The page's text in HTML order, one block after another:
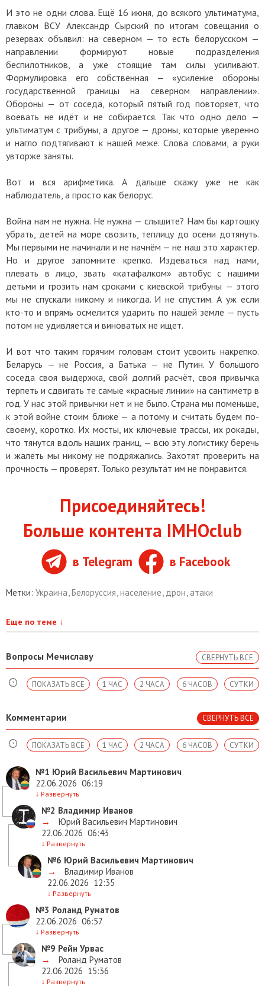
И это не одни слова. Ещё 16 июня, до всякого ультиматума,
главком ВСУ Александр Сырский по итогам совещания о
резервах объявил: на северном — то есть белорусском —
направлении формируют новые подразделения
беспилотников, а уже стоящие там силы усиливают.
Формулировка его собственная — «усиление обороны
государственной границы на северном направлении».
Обороны — от соседа, который пятый год повторяет, что
воевать не идёт и не собирается. Так что одно дело —
ультиматум с трибуны, а другое — дроны, которые уверенно
и нагло подтягивают к нашей меже. Слова словами, а руки
увторже заняты.
Вот и вся арифметика. А дальше скажу уже не как
наблюдатель, а просто как белорус.
Война нам не нужна. Не нужна — слышите? Нам бы картошку
убрать, детей на море свозить, теплицу до осени дотянуть.
Мы первыми не начинали и не начнём — не наш это характер.
Но и другое запомните крепко. Издеваться над нами,
плевать в лицо, звать «катафалком» автобус с нашими
детьми и грозить нам сроками с киевской трибуны — этого
мы не спускали никому и никогда. И не спустим. А уж если
кто-то и впрямь осмелится ударить по нашей земле — пусть
потом не удивляется и виноватых не ищет.
И вот что таким горячим головам стоит усвоить накрепко.
Беларусь — не Россия, а Батька — не Путин. У большого
соседа своя выдержка, свой долгий расчёт, своя привычка
терпеть и сдвигать те самые «красные линии» на сантиметр в
год. У нас этой привычки нет и не было. Страна мы поменьше,
к этой войне стоим ближе — а потому и считать будем по-
своему, коротко. Их мосты, их ключевые трассы, их рокады,
что тянутся вдоль наших границ, — всю эту логистику беречь
и жалеть мы никому не подряжались. Захотят проверить на
прочность — проверят. Только результат им не понравится.
Присоединяйтесь!
Больше контента IMHOclub
в Telegram в Facebook
Метки: Украина,Белоруссия,население, дрон, атаки
Еще по теме ↓
Вопросы Мечиславу СВЕРНУТЬ ВСЕ
СУТКИ
6 ЧАСОВ
2 ЧАСА
1 ЧАС
ПОКАЗАТЬ ВСЕ
Комментарии СВЕРНУТЬ ВСЕ
СУТКИ
6 ЧАСОВ
2 ЧАСА
1 ЧАС
ПОКАЗАТЬ ВСЕ
№1 Юрий Васильевич Мартинович
22.06.2026 06:19
↓ Развернуть
№2 Владимир Иванов
→
Юрий Васильевич Мартинович
22.06.2026 06:43
↓ Развернуть
№6 Юрий Васильевич Мартинович
→
Владимир Иванов
22.06.2026 12:35
↓ Развернуть
№3 Роланд Руматов
22.06.2026 06:57
↓ Развернуть
№9 Рейн Урвас
→
Роланд Руматов
22.06.2026 15:36
↓ Развернуть